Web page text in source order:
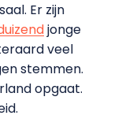
Er zijn
jonge
veel
stemmen.
opgaat.